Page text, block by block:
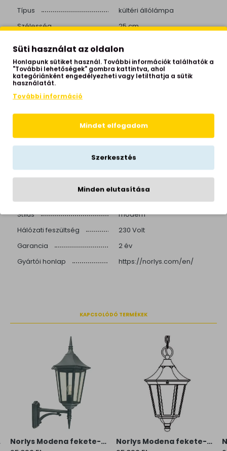
Típus
kültéri állólámpa
Szélesség
25 cm
Test anyaga
alumínium
Test színe
fekete
Teljesítmény
1X53W
Stílus
modern
Hálózati feszültség
230 Volt
Garancia
2 év
Gyártói honlap
https://norlys.com/en/
KAPCSOLÓDÓ TERMÉKEK
IP54 Norlys Modena fekete-átlátszó kültéri falikar (NO-380B) E27 1 izzós IP54 Norlys Modena fekete-átlátszó kültéri falikar (NO-381B) E27 1 izzós IP54
Süti használat az oldalon
Honlapunk sütiket használ. További információk találhatók a
"További lehetőségek" gombra kattintva, ahol
kategóriánként engedélyezheti vagy letilthatja a sütik
használatát.
További információ
Mindet elfogadom
Szerkesztés
Minden elutasítása